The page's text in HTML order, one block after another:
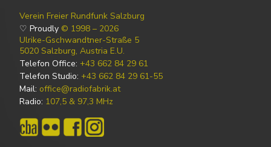
Verein Freier Rundfunk Salzburg
♡ Proudly © 1998 – 2026
Ulrike-Gschwandtner-Straße 5
5020 Salzburg, Austria E.U.
Telefon Office: +43 662 84 29 61
Telefon Studio: +43 662 84 29 61-55
Mail: office@radiofabrik.at
Radio: 107,5 & 97,3 MHz